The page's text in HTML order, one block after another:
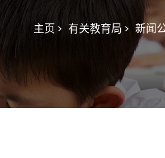
主页 > 有关教育局 > 新闻